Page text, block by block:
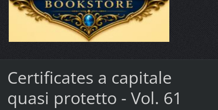
Certificates a capitale
quasi protetto - Vol. 61